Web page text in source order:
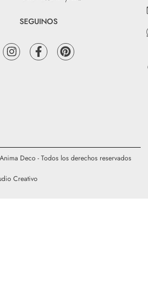
SEGUINOS
Creativo
Deco - Todos los derechos reservados